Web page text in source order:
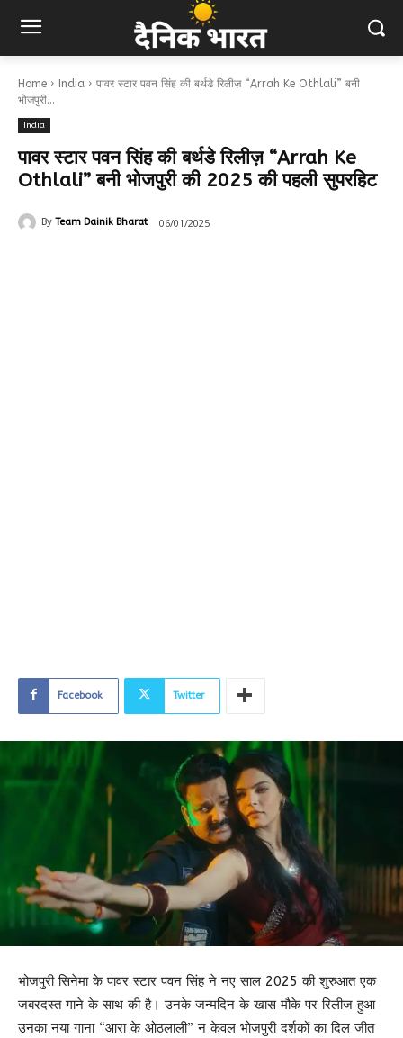
Home India
पावर स्टार पवन सिंह की बर्थडे रिलीज़ “Arrah Ke Othlali” बनी
भोजपुरी...
India
पावर स्टार पवन सिंह की बर्थडे रिलीज़ “Arrah Ke
Othlali” बनी भोजपुरी की 2025 की पहली सुपरहिट
By Team Dainik Bharat 06/01/2025
Facebook Twitter
भोजपुरी सिनेमा के पावर स्टार पवन सिंह ने नए साल 2025 की शुरुआत एक
जबरदस्त गाने के साथ की है। उनके जन्मदिन के खास मौके पर रिलीज हुआ
उनका नया गाना “आरा के ओठलाली” न केवल भोजपुरी दर्शकों का दिल जीत